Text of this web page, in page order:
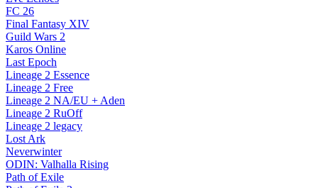
FC 26
Final Fantasy XIV
Guild Wars 2
Karos Online
Last Epoch
Lineage 2 Essence
Lineage 2 Free
Lineage 2 NA/EU + Aden
Lineage 2 RuOff
Lineage 2 legacy
Lost Ark
Neverwinter
ODIN: Valhalla Rising
Path of Exile